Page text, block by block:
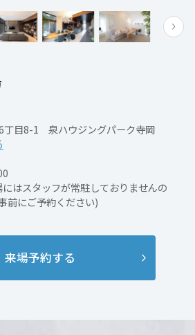
）検索
）戦略
障がい福祉施設
用・賃貸経営をご検討の方
定経営を目指すオーナー様まで、賃貸経営
くお届けします。
ム
フォームをご検討の方
富にご用意しています。
業
事業
グサポート）
リフォーム工事ご契約者さまとミサワホ
情報
丁目8-1 泉ハウジングパーク寺岡
はスタッフが常駐しておりませんの
前にご予約ください)
来場予約する
PDFを見る
す詳細を見る